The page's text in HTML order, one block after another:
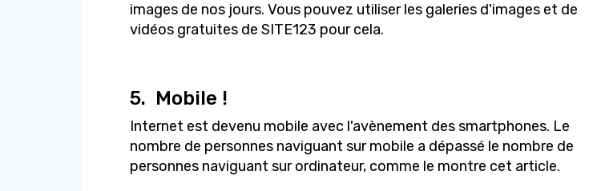
images de nos jours. Vous pouvez utiliser les galeries d'images et de
vidéos gratuites de SITE123 pour cela.
5. Mobile !
Internet est devenu mobile avec l'avènement des smartphones. Le
nombre de personnes naviguant sur mobile a dépassé le nombre de
personnes naviguant sur ordinateur, comme le montre cet article.